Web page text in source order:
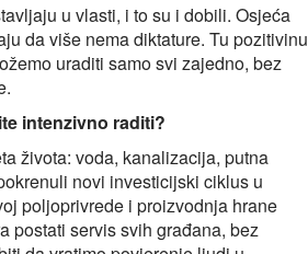
u vlasti, i to su i dobili. Osjeća
da više nema diktature. Tu pozitivinu
uraditi samo svi zajedno, bez
intenzivno raditi?
života: voda, kanalizacija, putna
novi investicijski ciklus u
poljoprivrede i proizvodnja hrane
postati servis svih građana, bez